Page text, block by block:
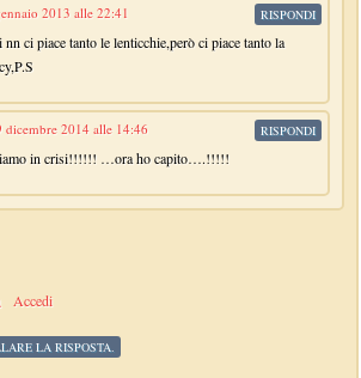
2013 alle 22:41
nn ci piace tanto le lenticchie,però ci piace tanto la
RISPONDI
dicembre 2014 alle 14:46
in crisi!!!!!! …ora ho capito….!!!!!
RISPONDI
Accedi
LA RISPOSTA.